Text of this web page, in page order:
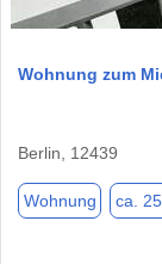
Wohnung zum
Berlin, 12439
Wohnung ca.